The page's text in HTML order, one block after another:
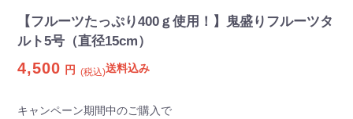
【フルーツたっぷり400ｇ使用！】鬼盛りフルーツタ
ルト5号（直径15cm）
4,500 円 (税込)送料込み
キャンペーン期間中のご購入で